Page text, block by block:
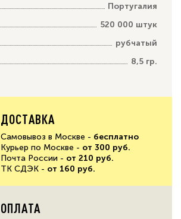
Португалия
520 000 штук
рубчатый
8,5 гр.
ДОСТАВКА
Самовывоз в Москве - бесплатно
Курьер по Москве - от 300 руб.
Почта России - от 210 руб.
ТК СДЭК - от 160 руб.
ОПЛАТА